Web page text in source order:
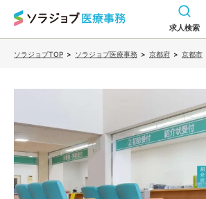
求人検索
ソラジョブTOP > ソラジョブ医療事務 > 京都府 > 京都市